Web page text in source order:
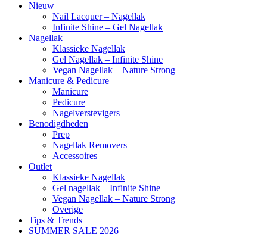
Nieuw
Nail Lacquer – Nagellak
Infinite Shine – Gel Nagellak
Nagellak
Klassieke Nagellak
Gel Nagellak – Infinite Shine
Vegan Nagellak – Nature Strong
Manicure & Pedicure
Manicure
Pedicure
Nagelverstevigers
Benodigdheden
Prep
Nagellak Removers
Accessoires
Outlet
Klassieke Nagellak
Gel nagellak – Infinite Shine
Vegan Nagellak – Nature Strong
Overige
Tips & Trends
SUMMER SALE 2026